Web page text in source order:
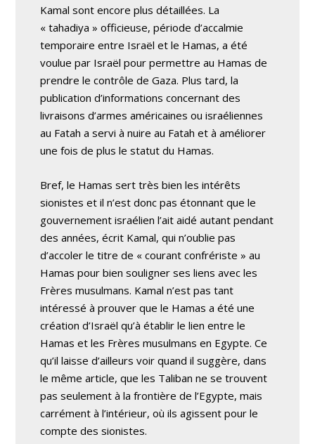
Kamal sont encore plus détaillées. La
« tahadiya » officieuse, période d’accalmie
temporaire entre Israël et le Hamas, a été
voulue par Israël pour permettre au Hamas de
prendre le contrôle de Gaza. Plus tard, la
publication d’informations concernant des
livraisons d’armes américaines ou israéliennes
au Fatah a servi à nuire au Fatah et à améliorer
une fois de plus le statut du Hamas.
Bref, le Hamas sert très bien les intérêts
sionistes et il n’est donc pas étonnant que le
gouvernement israélien l’ait aidé autant pendant
des années, écrit Kamal, qui n’oublie pas
d’accoler le titre de « courant confrériste » au
Hamas pour bien souligner ses liens avec les
Frères musulmans. Kamal n’est pas tant
intéressé à prouver que le Hamas a été une
création d’Israël qu’à établir le lien entre le
Hamas et les Frères musulmans en Egypte. Ce
qu’il laisse d’ailleurs voir quand il suggère, dans
le même article, que les Taliban ne se trouvent
pas seulement à la frontière de l’Egypte, mais
carrément à l’intérieur, où ils agissent pour le
compte des sionistes.